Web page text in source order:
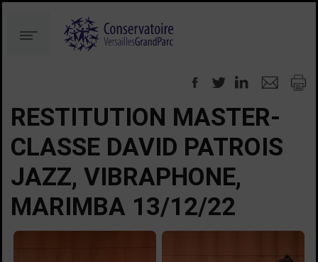
au
contenu
à
Menu
RESTITUTION MASTER-
CLASSE DAVID PATROIS
JAZZ, VIBRAPHONE,
MARIMBA 13/12/22